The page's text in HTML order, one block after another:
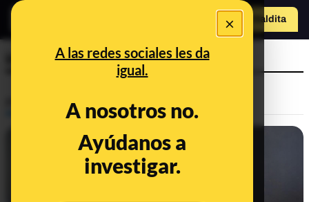
×
A las redes sociales les da
igual.
A nosotros no.
Ayúdanos a
investigar.
Hazte Maldita
incienso